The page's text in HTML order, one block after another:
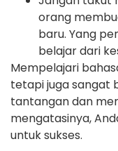
orang
baru. Yang
belajar dari
Mempelajari
tetapi juga sangat
tantangan dan
mengatasinya,
untuk sukses.